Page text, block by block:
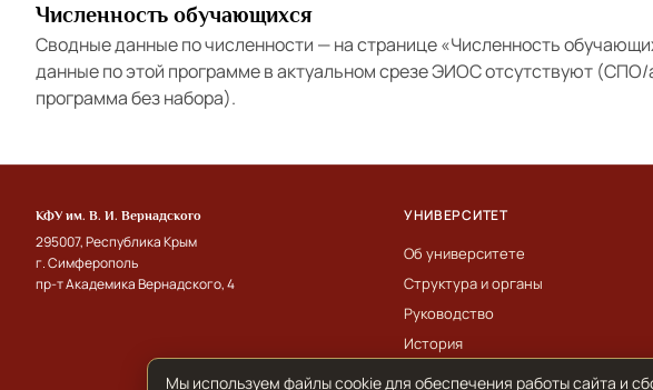
Численность обучающихся
Сводные данные по численности — на странице«Численность
данные по этой программе в актуальном срезе ЭИОС отсутствуют (СПО/
программа без набора).
КФУ им. В. И. Вернадского
295007, Республика Крым
г. Симферополь
пр-т Академика Вернадского, 4
УНИВЕРСИТЕТ
Об университете
Структура и органы
Руководство
История
Мы используем файлы cookie для обеспечения работы сайта и